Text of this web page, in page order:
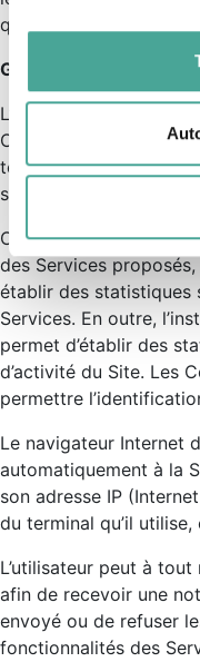
+33 (0)4 79 41 57 43
qualité d’autorité de
Gestion des Cookies
L’utilisation des
Cookies », témoins de
technologies similaires
site.
Ces technologies sont
des Services
établir des statistiques
Services. En outre,
permet d’établir des
d’activité du Site. Les
permettre
Le navigateur Internet
automatiquement à la
son adresse IP
du terminal qu’il
L’utilisateur peut à
afin de recevoir une
envoyé ou de refuser
fonctionnalités des